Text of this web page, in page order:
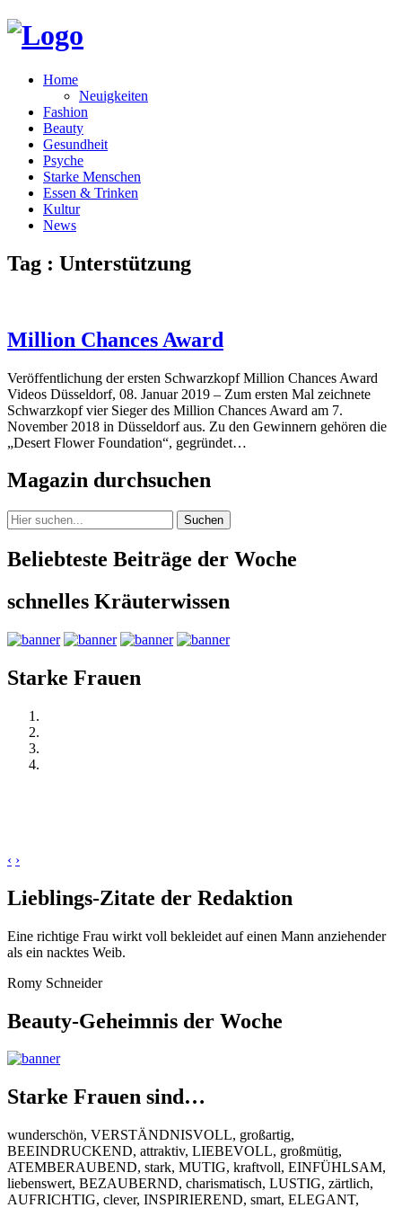
Home
Neuigkeiten
Fashion
Beauty
Gesundheit
Psyche
Starke Menschen
Essen & Trinken
Kultur
News
Tag : Unterstützung
Million Chances Award
Veröffentlichung der ersten Schwarzkopf Million Chances Award
Videos Düsseldorf, 08. Januar 2019 – Zum ersten Mal zeichnete
Schwarzkopf vier Sieger des Million Chances Award am 7.
November 2018 in Düsseldorf aus. Zu den Gewinnern gehören die
„Desert Flower Foundation“, gegründet…
Magazin durchsuchen
Suchen
Beliebteste Beiträge der Woche
schnelles Kräuterwissen
Starke Frauen
‹ ›
Lieblings-Zitate der Redaktion
Eine richtige Frau wirkt voll bekleidet auf einen Mann anziehender
als ein nacktes Weib.
Romy Schneider
Beauty-Geheimnis der Woche
Starke Frauen sind…
wunderschön, VERSTÄNDNISVOLL, großartig,
BEEINDRUCKEND, attraktiv, LIEBEVOLL, großmütig,
ATEMBERAUBEND, stark, MUTIG, kraftvoll, EINFÜHLSAM,
liebenswert, BEZAUBERND, charismatisch, LUSTIG, zärtlich,
AUFRICHTIG, clever, INSPIRIEREND, smart, ELEGANT,